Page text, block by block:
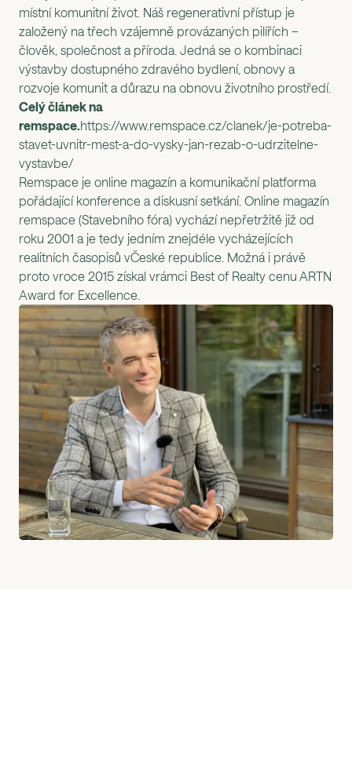
místní komunitní život. Náš regenerativní přístup je
založený na třech vzájemně provázaných pilířích –
člověk, společnost a příroda. Jedná se o kombinaci
výstavby dostupného zdravého bydlení, obnovy a
rozvoje komunit a důrazu na obnovu životního prostředí.
Celý článek na
remspace.https://www.remspace.cz/clanek/je-potreba-
stavet-uvnitr-mest-a-do-vysky-jan-rezab-o-udrzitelne-
vystavbe/
Remspace je online magazín a komunikační platforma
pořádající konference a diskusní setkání. Online magazín
remspace (Stavebního fóra) vychází nepřetržitě již od
roku 2001 a je tedy jedním znejdéle vycházejících
realitních časopisů vČeské republice. Možná i právě
proto vroce 2015 získal vrámci Best of Realty cenu ARTN
Award for Excellence.